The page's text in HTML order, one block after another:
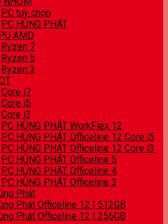
PC tuỳ chọn
PC HÙNG PHÁT
AMD
Ryzen 7
Ryzen 5
Ryzen 3
Core i7
Core i5
Core i3
PC HÙNG PHÁT WorkFlex 12
PC HÙNG PHÁT Officeline 12 Core i5
PC HÙNG PHÁT Officeline 12 Core i3
PC HÙNG PHÁT Officeline 5
PC HÙNG PHÁT Officeline 4
PC HÙNG PHÁT Officeline 3
Phát
Phát Officeline 12 | 512GB
Phát Officeline 12 | 256GB